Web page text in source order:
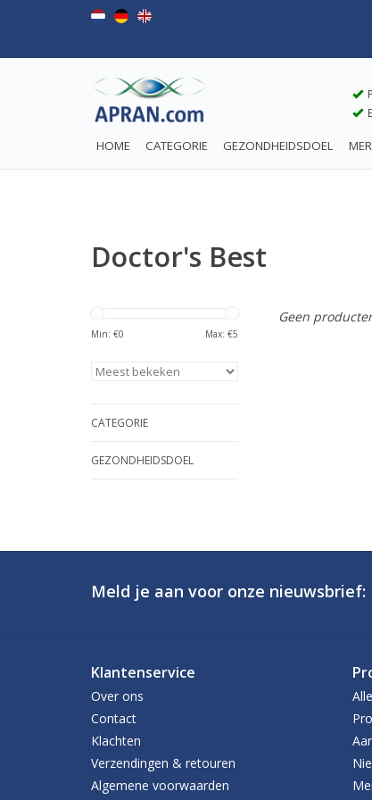
HOME CATEGORIE GEZONDHEIDSDOEL
Doctor's Best
Min: €0 Max: €5
CATEGORIE
GEZONDHEIDSDOEL
Geen
Meld je aan voor onze nieuwsbrief:
Klantenservice
Over ons
Contact
Klachten
Verzendingen & retouren
Algemene voorwaarden